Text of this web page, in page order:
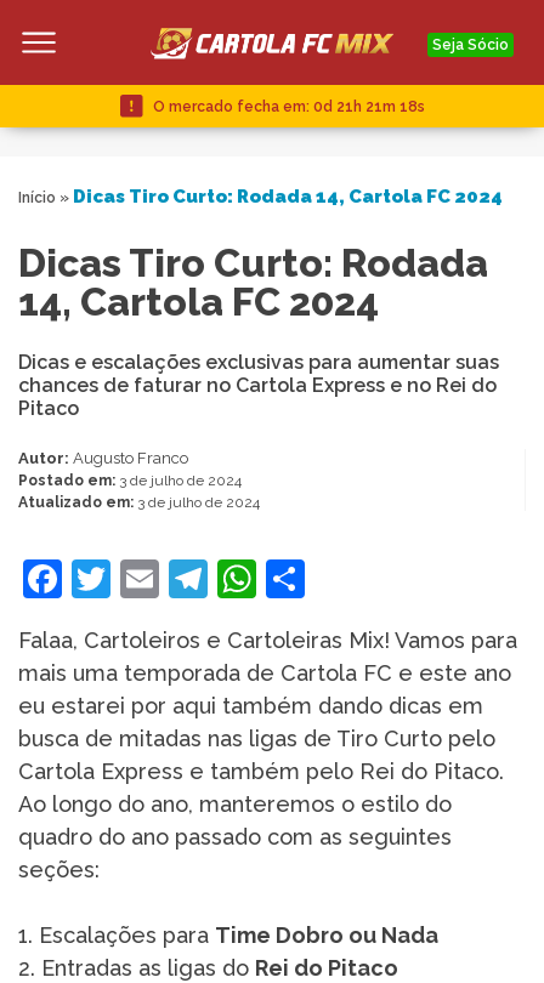
Seja Sócio
O mercado fecha em: 0d 21h 21m 17s
Início » Dicas Tiro Curto: Rodada 14, Cartola FC 2024
Dicas Tiro Curto: Rodada
14, Cartola FC 2024
Dicas e escalações exclusivas para aumentar suas
chances de faturar no Cartola Express e no Rei do
Pitaco
Autor: Augusto Franco
Postado em: 3 de julho de 2024
Atualizado em: 3 de julho de 2024
Facebook
Twitter
EmailTelegram
WhatsApp
Falaa, Cartoleiros e Cartoleiras Mix! Vamos para
mais uma temporada de Cartola FC e este ano
eu estarei por aqui também dando dicas em
busca de mitadas nas ligas de Tiro Curto pelo
Cartola Express e também pelo Rei do Pitaco.
Ao longo do ano, manteremos o estilo do
quadro do ano passado com as seguintes
seções:
1. Escalações para Time Dobro ou Nada
2. Entradas as ligas do Rei do Pitaco